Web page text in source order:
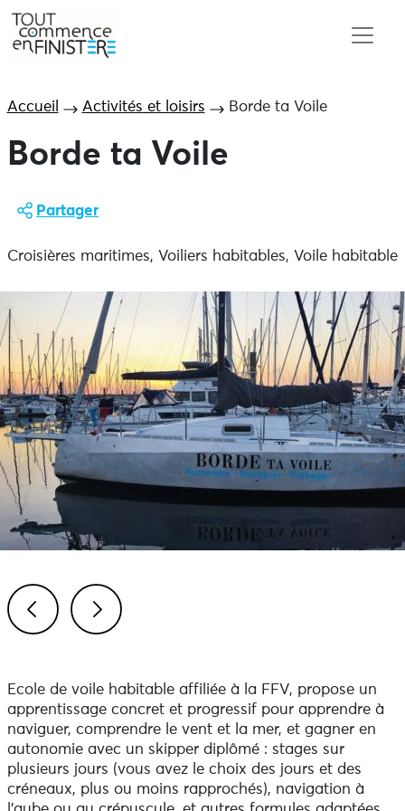
Accueil Activités et loisirs Borde ta Voile
Borde ta Voile
Partager
Croisières maritimes, Voiliers habitables, Voile habitable
Ecole de voile habitable affiliée à la FFV, propose un
apprentissage concret et progressif pour apprendre à
naviguer, comprendre le vent et la mer, et gagner en
autonomie avec un skipper diplômé : stages sur
plusieurs jours (vous avez le choix des jours et des
créneaux, plus ou moins rapprochés), navigation à